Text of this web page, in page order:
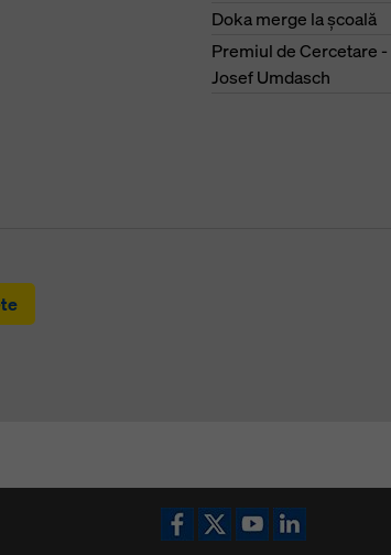
Doka merge la şcoală
Premiul de Cercetare -
Josef Umdasch
Icoană Facebook
Icoană XIcoană YouTube
Icoană LinkedIn